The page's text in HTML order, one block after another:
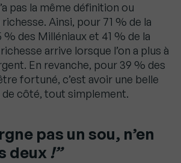
pas la même définition ou
Ainsi, pour 71 % de la
% des Milléniaux et 41 % de la
arrive lorsque l’on a plus à
En revanche, pour 39 % des
fortuné, c’est avoir une belle
de côté, tout simplement.
pas un sou, n’en
deux !”